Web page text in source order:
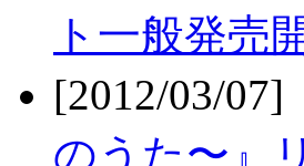
ト一般発売
[2012/03/07]
のうた〜』